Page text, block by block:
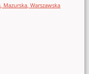
Mazurska, Warszawska